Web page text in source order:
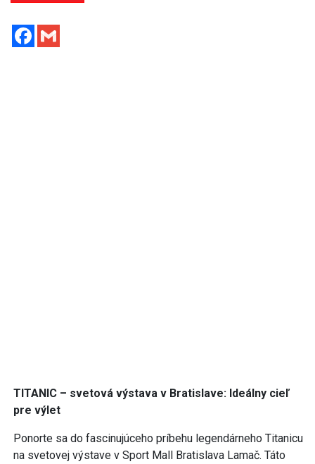
Facebook
TITANIC – svetová výstava v Bratislave: Ideálny cieľ
pre výlet
Ponorte sa do fascinujúceho príbehu legendárneho Titanicu
na svetovej výstave v Sport Mall Bratislava Lamač. Táto